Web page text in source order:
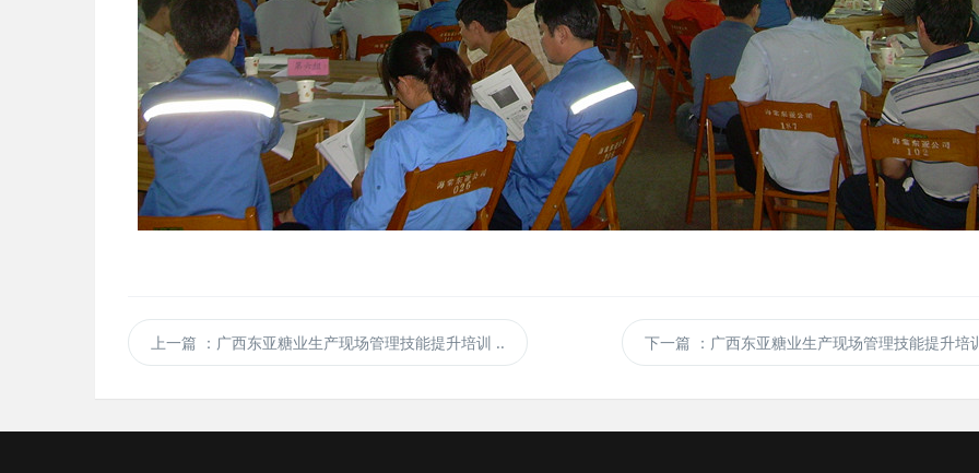
上一篇 ：广西东亚糖业生产现场管理技能提升培训 .. 下一篇 ：广西东亚糖业生产现场管理技能提升培